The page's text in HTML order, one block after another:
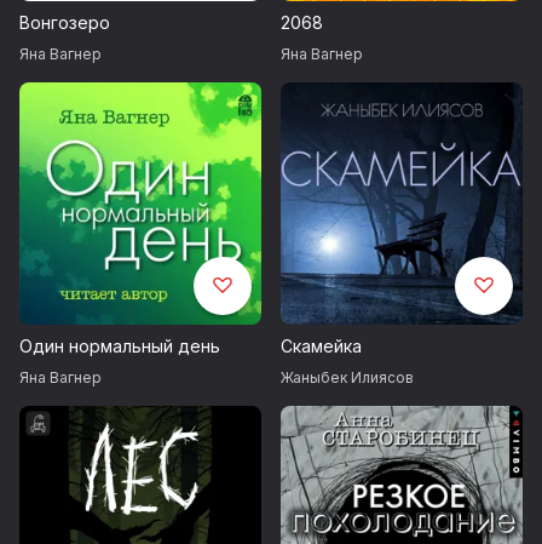
Вонгозеро
Яна Вагнер
2068
Яна Вагнер
Один нормальный день
Яна Вагнер
Скамейка
Жаныбек Илиясов